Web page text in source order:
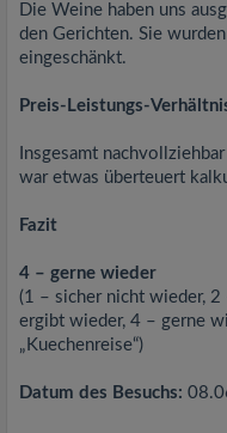
Die Weine haben uns
den Gerichten. Sie
eingeschänkt.
Preis-Leistungs-
Insgesamt
war etwas überteuert
Fazit
4 – gerne wieder
(1 – sicher nicht wieder,
ergibt wieder, 4 – gerne
„Kuechenreise“)
Datum des Besuchs: